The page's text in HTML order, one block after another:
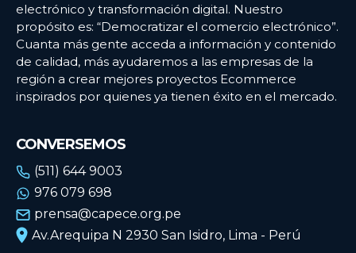
electrónico y transformación digital. Nuestro
propósito es: “Democratizar el comercio electrónico”.
Cuanta más gente acceda a información y contenido
de calidad, más ayudaremos a las empresas de la
región a crear mejores proyectos Ecommerce
inspirados por quienes ya tienen éxito en el mercado.
CONVERSEMOS
(511) 644 9003
976 079 698
prensa@capece.org.pe
Av.Arequipa N 2930 San Isidro, Lima - Perú